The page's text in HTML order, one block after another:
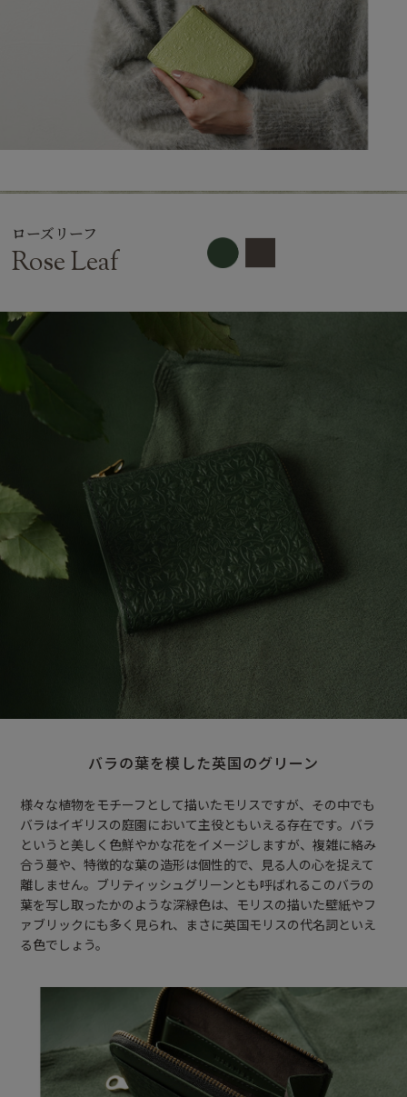
ローズリーフ
Rose Leaf
バラの葉を模した英国のグリーン
様々な植物をモチーフとして描いたモリスですが、その中でも
バラはイギリスの庭園において主役ともいえる存在です。バラ
というと美しく色鮮やかな花をイメージしますが、複雑に絡み
合う蔓や、特徴的な葉の造形は個性的で、見る人の心を捉えて
離しません。ブリティッシュグリーンとも呼ばれるこのバラの
葉を写し取ったかのような深緑色は、モリスの描いた壁紙やフ
ァブリックにも多く見られ、まさに英国モリスの代名詞といえ
る色でしょう。